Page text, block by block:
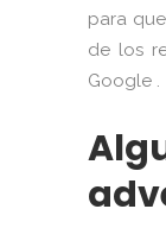
para
de los
Google .